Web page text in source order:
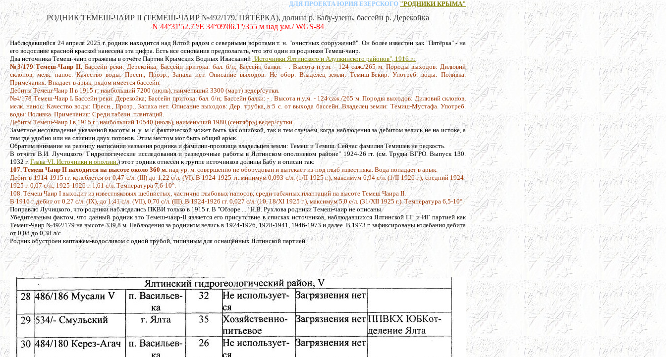
РОДНИК ТЕМЕШ-ЧАИР II (ТЕМЕШ-ЧАИР №492/179, ПЯТЁРКА), долина р. Бабу-узень, бассейн р. Дерекойка
N 44°31'52.7''/E 34°09'06.1''/355 м над у.м./ WGS-84
Наблюдавшийся 24 апреля 2025 г. родник находится над Ялтой рядом с северными воротами т. н. "очистных сооружений". Он более известен как "Пятёрка" - на
его водосливе красной краской нанесена эта цифра. Есть все основания предполагать, что это один из родников Темеш-чаир.
Два источника Темеш-чаир отражены в отчёте Партии Крымских Водных Изысканий "Источники Ялтинского и Алупкинского районов", 1916 г.:
№3/179 Темеш-Чаир II.Бассейн реки: Дерекойка; Бассейн притока: бал. б/н; Бассейн балки: - . Высота н.у.м. - 124 саж./265 м. Породы выходов: Дилювий
склонов, мелк. нанос. Качество воды: Пресн., Прозр., Запаха нет. Описание выходов: Не обор. Владелец земли: Темиш-Бекир. Употреб. воды: Поливка.
Примечания: Впадает в арык, рядом имеется бассейн.
Дебиты Темеш-Чаир II в 1915 г: наибольший 7200 (июль), наименьший 3300 (март) ведер/сутки.
№4/178 Темеш-Чаир I. Бассейн реки: Дерекойка; Бассейн притока: бал. б/н; Бассейн балки: - . Высота н.у.м. - 124 саж./265 м. Породы выходов: Дилювий склонов,
мелк. нанос. Качество воды: Пресн., Прозр., Запаха нет. Описание выходов: Дер. трубка, в 5 с. от выхода бассейн. Владелец земли: Темиш-Мустафа. Употреб.
воды: Поливка. Примечания: Среди табачн. плантаций.
Дебиты Темеш-Чаир I в 1915 г.: наибольший 10540 (июль), наименьший 1980 (сентябрь) ведер/сутки.
Заметное несовпадение указанной высоты н. у. м. с фактической может быть как ошибкой, так и тем случаем, когда наблюдения за дебитом велись не на истоке, а
там где удобно или на слиянии двух потоков. Этим местом мог быть общий арык.
Обратим внимание на разницу написания названия родника и фамилии-прозвища владельцев земли: Темеш и Темиш. Сейчас фамилия Темишев не редкость.
В отчёте В.И. Лучицкого "Гидрологические исследования и разведочные работы в Ялтинском оползневом районе" 1924-26 гг. (см. Труды ВГРО. Выпуск 130.
1932 г. Глава VI. Источники и оползни.) этот родник отнесён к группе источников долины Бабу и описан так:
107. Темеш Чаир II находится на высоте около 360 м. над ур. м. совершенно не оборудован и вытекает из-под глыб известняка. Вода попадает в арык.
Дебит в 1914-1915 гг. колеблется от 0,47 с/л. (III) до 1,22 с/л. (VI). В 1924-1925 гг. минимум 0,093 с/л. (1/II 1925 г.), максимум 6,94 с/л. (1/II 1926 г.), средний 1924-
1925 г. 0,07 с/л., 1925-1926 г. 1,61 с/л. Температура 7,6-10°.
108. Темеш Чаир I выходит из известняковых щебнистых, частично глыбовых наносов, среди табачных плантаций на высоте Темеш Чаира II.
В 1916 г. дебит от 0,27 с/л. (IX), до 1,41 с/л. (VII), 0,70 с/л. (III). В 1924-1926 гг. 0,027 с/л. (10, 18/ХI 1925 г.), максимум 5,0 с/л. (31/ХII 1925 г.). Температура 6,5-10°.
Поправлю Лучицкого, что родники наблюдались ПКВИ только в 1915 г. В "Обзоре ..." Н.В. Рухлова родники Темеш-чаир не описаны.
Убедительным фактом, что данный родник это Темеш-чаир-II является его присутствие в списках источников, наблюдавшихся Ялтинской ГГ и ИГ партией как
Темеш-Чаир №492/179 на высоте 339,8 м. Наблюдения за родником велись в 1924-1926, 1928-1941, 1946-1973 и далее. В 1973 г. зафиксированы колебания дебита
от 0,08 до 0,38 л/с.
Родник обустроен каптажем-водосливом с одной трубой, типичным для оснащённых Ялтинской партией.
ДЛЯ ПРОЕКТА ЮРИЯ ЕЗЕРСКОГО"РОДНИКИ КРЫМА"